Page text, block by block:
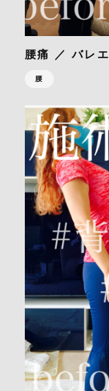
腰痛 ／ バレエ
腰